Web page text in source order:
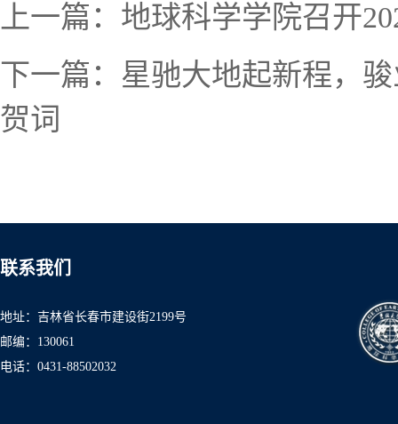
上一篇： 地球科学学院召开
下一篇： 星驰大地起新程，
贺词
联系我们
地址：吉林省长春市建设街2199号
邮编：130061
电话：0431-88502032